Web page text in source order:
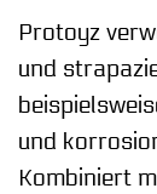
Protoyz
und
und
Kombiniert